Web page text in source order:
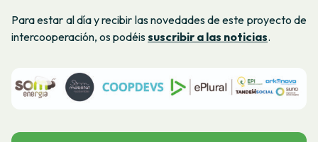
Para estar al día y recibir las novedades de este proyecto de
intercooperación, os podéissuscribir a las noticias.